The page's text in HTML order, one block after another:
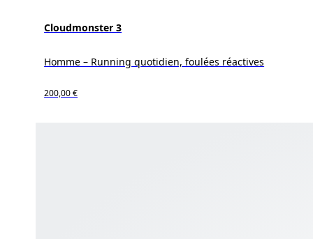
Cloudmonster 3
Homme – Running quotidien, foulées réactives
200,00 €